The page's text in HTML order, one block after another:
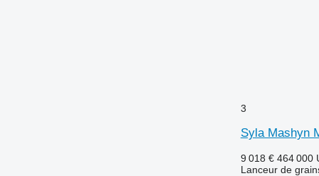
3
Syla Mashyn
9 018 € 464 000
Lanceur de